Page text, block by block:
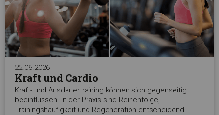
22.06.2026
Kraft und Cardio
Kraft- und Ausdauertraining können sich gegenseitig
beeinflussen. In der Praxis sind Reihenfolge,
Trainingshäufigkeit und Regeneration entscheidend.